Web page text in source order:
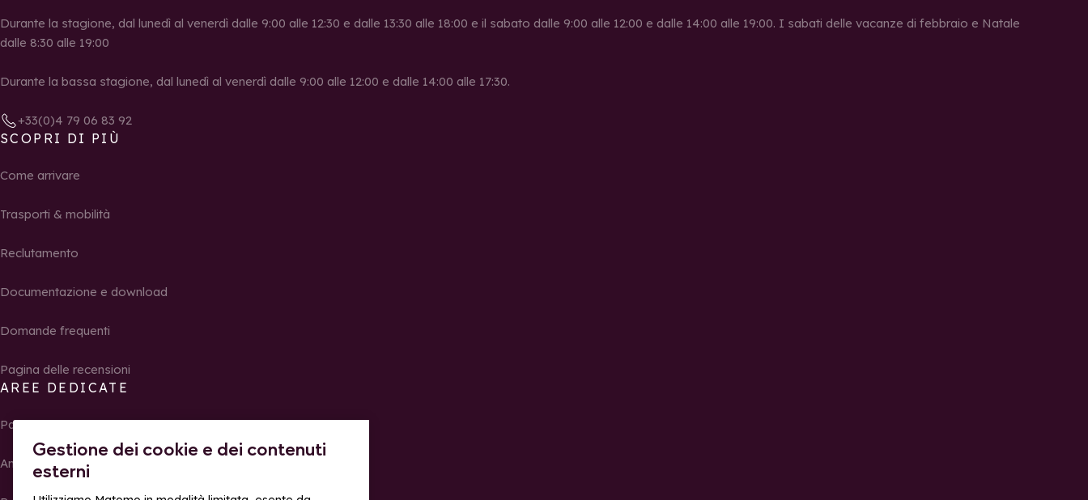
Gestione dei cookie e dei contenuti
esterni
Durante la stagione, dal lunedì al venerdì dalle 9:00 alle 12:30 e dalle 13:30 alle 18:00 e il sabato dalle 9:00 alle 12:00 e dalle 14:00 alle 19:00. I sabati delle vacanze di febbraio e Natale
dalle 8:30 alle 19:00
Durante la bassa stagione, dal lunedì al venerdì dalle 9:00 alle 12:00 e dalle 14:00 alle 17:30.
+33(0)4 79 06 83 92
SCOPRI DI PIÙ
Come arrivare
Trasporti & mobilità
Reclutamento
Documentazione e download
Domande frequenti
Pagina delle recensioni
AREE DEDICATE
Partner
Ambasciatori